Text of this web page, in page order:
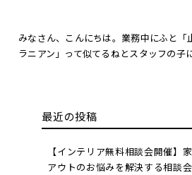
みなさん、こんにちは。業務中にふと「
ラニアン」って似てるねとスタッフの
最近の投稿
【インテリア無料相談会開催】
アウトのお悩みを解決する相談